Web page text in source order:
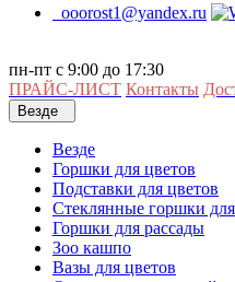
ooorost1@yandex.ru
пн-пт с 9:00 до 17:30
ПРАЙС-ЛИСТ Контакты
Везде
Везде
Горшки для цветов
Подставки для цветов
Стеклянные горшки
Горшки для рассады
Зоо кашпо
Вазы для цветов